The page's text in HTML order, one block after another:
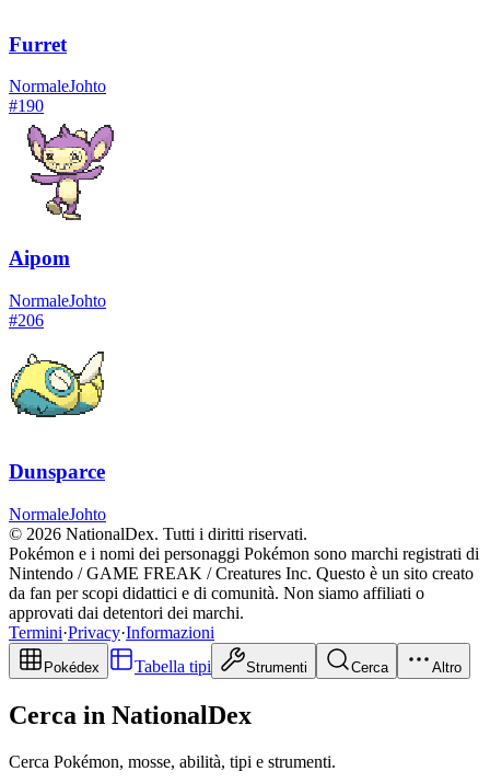
Furret
NormaleJohto
#190
Aipom
NormaleJohto
#206
Dunsparce
NormaleJohto
© 2026 NationalDex. Tutti i diritti riservati.
Pokémon e i nomi dei personaggi Pokémon sono marchi registrati di
Nintendo / GAME FREAK / Creatures Inc. Questo è un sito creato
da fan per scopi didattici e di comunità. Non siamo affiliati o
approvati dai detentori dei marchi.
Termini·Privacy·Informazioni
Pokédex Tabella tipi Strumenti Cerca Altro
Cerca in NationalDex
Cerca Pokémon, mosse, abilità, tipi e strumenti.